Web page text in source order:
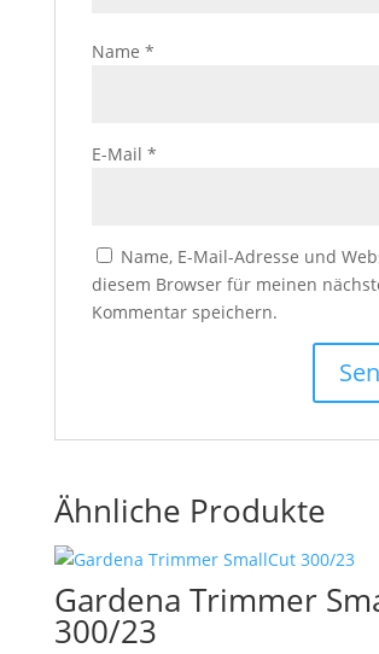
Name *
E-Mail *
Name, E-Mail-Adresse und
diesem Browser für meinen
Kommentar speichern.
Ähnliche Produkte
Gardena Trimmer
300/23